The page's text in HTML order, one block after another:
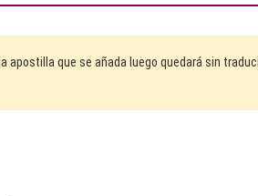
que se añada luego quedará sin